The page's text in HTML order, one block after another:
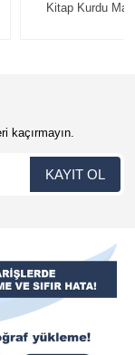
Madalyası 54
kaçırmayın.